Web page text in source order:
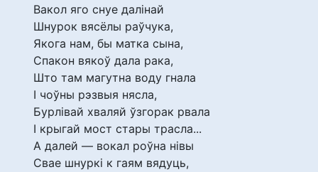
Вакол яго снуе далінай
Шнурок вясёлы раўчука,
Якога нам, бы матка сына,
Спакон вякоў дала рака,
Што там магутна воду гнала
І чоўны рэзвыя нясла,
Бурлівай хваляй ўзгорак рвала
І крыгай мост стары трасла...
А далей — вокал роўна нівы
Свае шнуркі к гаям вядуць,